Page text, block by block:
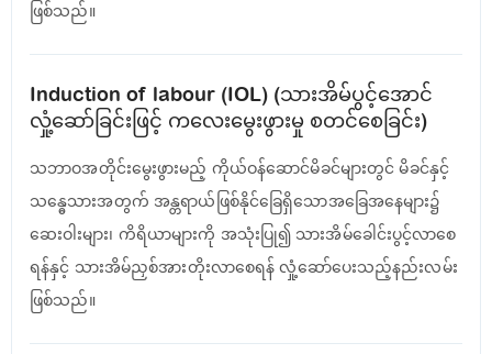
ဖြစ်သည်။
Induction of labour (IOL) (သားအိမ်ပွင့်အောင်
လှုံ့ဆော်ခြင်းဖြင့် ကလေးမွေးဖွားမှု စတင်စေခြင်း)
သဘာဝအတိုင်းမွေးဖွားမည့် ကိုယ်ဝန်ဆောင်မိခင်များတွင် မိခင်နှင့်
သန္ဓေသားအတွက် အန္တရာယ်ဖြစ်နိုင်ခြေရှိသောအခြေအနေများ၌
ဆေးဝါးများ၊ ကိရိယာများကို အသုံးပြု၍ သားအိမ်ခေါင်းပွင့်လာစေ
ရန်နှင့် သားအိမ်ညှစ်အားတိုးလာစေရန် လှုံ့ဆော်ပေးသည့်နည်းလမ်း
ဖြစ်သည်။